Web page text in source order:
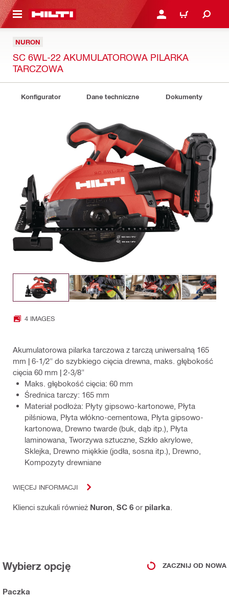
GŁÓWNEJ ZALOGUJ SIĘ LUB
KOSZYK
NURON
SC 6WL-22 AKUMULATOROWA PILARKA
TARCZOWA
Konfigurator Dane techniczne Dokumenty
4 IMAGES
Akumulatorowa pilarka tarczowa z tarczą uniwersalną 165
mm | 6-1/2" do szybkiego cięcia drewna, maks. głębokość
cięcia 60 mm | 2-3/8"
Maks. głębokość cięcia: 60 mm
Średnica tarczy: 165 mm
Materiał podłoża: Płyty gipsowo-kartonowe, Płyta
pilśniowa, Płyta włókno-cementowa, Płyta gipsowo-
kartonowa, Drewno twarde (buk, dąb itp.), Płyta
laminowana, Tworzywa sztuczne, Szkło akrylowe,
Sklejka, Drewno miękkie (jodła, sosna itp.), Drewno,
Kompozyty drewniane
WIĘCEJ INFORMACJI
Klienci szukali również Nuron SC 6 or pilarka
Wybierz opcję ZACZNIJ OD NOWA
Paczka